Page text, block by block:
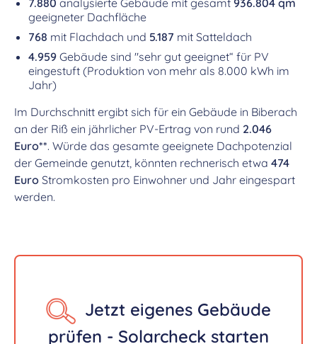
geeigneter Dachfläche
768 mit Flachdach und 5.187 mit Satteldach
4.959 Gebäude sind "sehr gut geeignet“ für PV
eingestuft (Produktion von mehr als 8.000 kWh im
Jahr)
Im Durchschnitt ergibt sich für ein Gebäude in Biberach
an der Riß ein jährlicher PV-Ertrag von rund 2.046
Euro**. Würde das gesamte geeignete Dachpotenzial
der Gemeinde genutzt, könnten rechnerisch etwa 474
Euro Stromkosten pro Einwohner und Jahr eingespart
werden.
Jetzt eigenes Gebäude
prüfen - Solarcheck starten